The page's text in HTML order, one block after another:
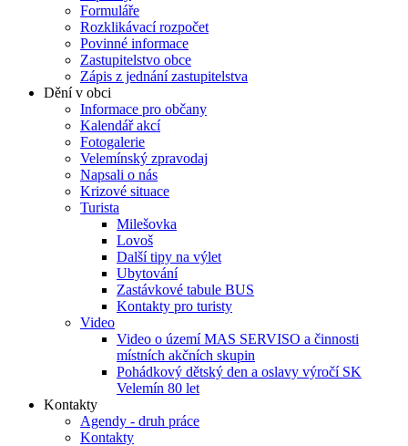
Formuláře
Rozklikávací rozpočet
Povinné informace
Zastupitelstvo obce
Zápis z jednání zastupitelstva
Dění v obci
Informace pro občany
Kalendář akcí
Fotogalerie
Velemínský zpravodaj
Napsali o nás
Krizové situace
Turista
Milešovka
Lovoš
Další tipy na výlet
Ubytování
Zastávkové tabule BUS
Kontakty pro turisty
Video
Video o území MAS SERVISO a činnosti
místních akčních skupin
Pohádkový dětský den a oslavy výročí SK
Velemín 80 let
Kontakty
Agendy - druh práce
Kontakty